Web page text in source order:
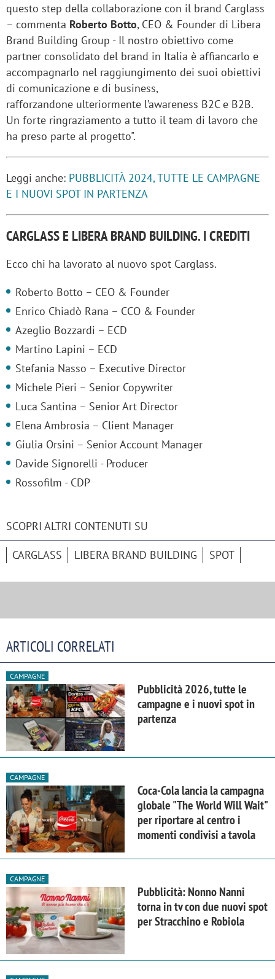
questo step della collaborazione con il brand Carglass
– commenta Roberto Botto, CEO & Founder di Libera
Brand Building Group - Il nostro obiettivo come
partner consolidato del brand in Italia è affiancarlo e
accompagnarlo nel raggiungimento dei suoi obiettivi
di comunicazione e di business,
rafforzandone ulteriormente l’awareness B2C e B2B.
Un forte ringraziamento a tutto il team di lavoro che
ha preso parte al progetto".
Leggi anche: PUBBLICITÀ 2024, TUTTE LE CAMPAGNE
E I NUOVI SPOT IN PARTENZA
CARGLASS E LIBERA BRAND BUILDING. I CREDITI
Ecco chi ha lavorato al nuovo spot Carglass.
Roberto Botto – CEO & Founder
Enrico Chiadò Rana – CCO & Founder
Azeglio Bozzardi – ECD
Martino Lapini – ECD
Stefania Nasso – Executive Director
Michele Pieri – Senior Copywriter
Luca Santina – Senior Art Director
Elena Ambrosia – Client Manager
Giulia Orsini – Senior Account Manager
Davide Signorelli - Producer
Rossofilm - CDP
SCOPRI ALTRI CONTENUTI SU
CARGLASS LIBERA BRAND BUILDING SPOT
ARTICOLI CORRELATI
CAMPAGNE
Pubblicità 2026, tutte le
campagne e i nuovi spot in
partenza
CAMPAGNE
Coca-Cola lancia la campagna
globale "The World Will Wait"
per riportare al centro i
momenti condivisi a tavola
CAMPAGNE
Pubblicità: Nonno Nanni
torna in tv con due nuovi spot
per Stracchino e Robiola